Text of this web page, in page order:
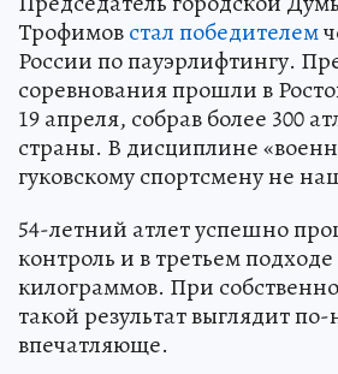
Трофимовстал победителем
России по пауэрлифтингу.
соревнования прошли в
19 апреля, собрав более 300
страны. В дисциплине
гуковскому спортсмену не
54-летний атлет успешно
контроль и в третьем подходе
килограммов. При
такой результат выглядит
впечатляюще.